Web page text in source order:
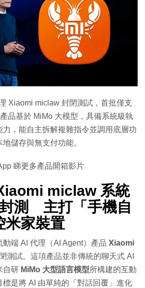
Xiaomi miclaw 封閉測試，首批僅支
品基於 MiMo 大模型，具備系統級執
，能自主拆解複雜指令並調用底層功
儲存與無支付功能。
睇更多產品開箱影片
miclaw 系統
測 主打「手機自
米家裝置
端 AI 代理（AI Agent）產品 Xiaomi
測試。這項產品並非傳統的聊天式 AI
自研 MiMo 大型語言模型所構建的互動
是將 AI 由單純的「對話回覆」進化